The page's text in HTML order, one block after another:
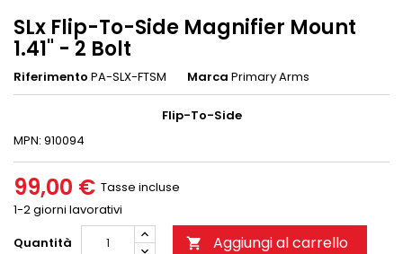
SLx Flip-To-Side Magnifier Mount
1.41" - 2 Bolt
Riferimento PA-SLX-FTSM Marca Primary Arms
Flip-To-Side
MPN: 910094
99,00 € Tasse incluse
1-2 giorni lavorativi
Quantità
 Aggiungi al carrello